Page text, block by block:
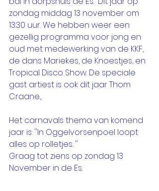
zondag middag 13 november om
13:30 uur. We hebben weer een
gezellig programma voor jong en
oud met medewerking van de KKF,
de dans Mariekes, de Knoestjes, en
Tropical Disco Show. De speciale
gast artiest is ook dit jaar Thom
Craane.,
Het carnavals thema van komend
jaar is: ''In Oggelvorsenpoel loopt
alles op rolletjes. ''
Graag tot ziens op zondag 13
November in de Es.